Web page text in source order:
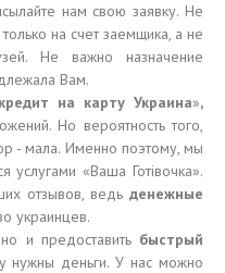
нам свою заявку. Не
на счет заемщика, а не
Не важно назначение
Вам.
кредит на карту Украина»,
Но вероятность того,
- мала. Именно поэтому, мы
услугами «Ваша Готівочка».
отзывов, ведь денежные
украинцев.
и предоставить быстрый
нужны деньги. У нас можно